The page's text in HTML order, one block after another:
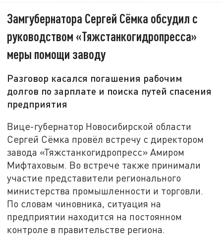
Замгубернатора Сергей Сёмка обсудил с
руководством «Тяжстанкогидропресса»
меры помощи заводу
Разговор касался погашения рабочим
долгов по зарплате и поиска путей спасения
предприятия
Вице-губернатор Новосибирской области
Сергей Сёмка провёл встречу с директором
завода «Тяжстанкогидропресс» Амиром
Мифтаховым. Во встрече также принимали
участие представители регионального
министерства промышленности и торговли.
По словам чиновника, ситуация на
предприятии находится на постоянном
контроле в правительстве региона.